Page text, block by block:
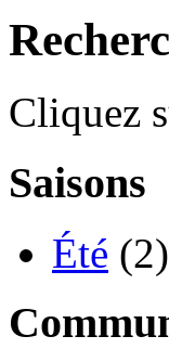
Cliquez
Saisons
Été (2)